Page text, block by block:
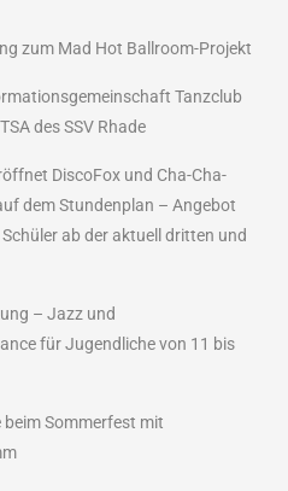
zum Mad Hot Ballroom-Projekt
Tanzclub
des SSV Rhade
DiscoFox und Cha-Cha-
dem Stundenplan – Angebot
ab der aktuell dritten und
– Jazz und
für Jugendliche von 11 bis
beim Sommerfest mit